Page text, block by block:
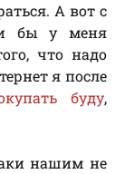
А вот с
бы у меня
что надо
я после
буду,
нашим не